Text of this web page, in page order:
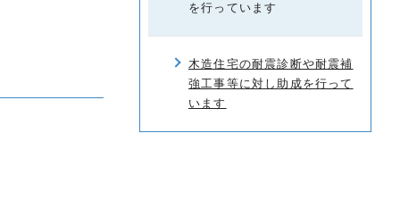
を行っています
木造住宅の耐震診断や耐震補
強工事等に対し助成を行って
います